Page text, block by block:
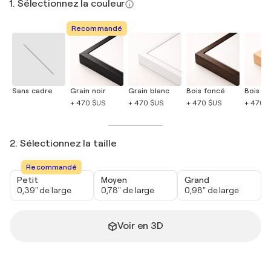
1. Sélectionnez la couleur
Sans cadre
Recommandé
Grain noir
+ 470 $US
Grain blanc
+ 470 $US
Bois foncé
+ 470 $US
Bois
+ 470
2. Sélectionnez la taille
Recommandé
Petit
0,39" de large
Moyen
0,78" de large
Grand
0,98" de large
Voir en 3D